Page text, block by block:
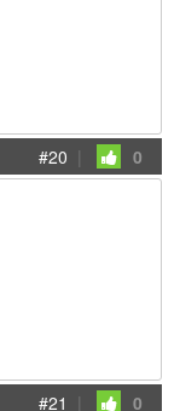
#20 | 0
#21 | 0